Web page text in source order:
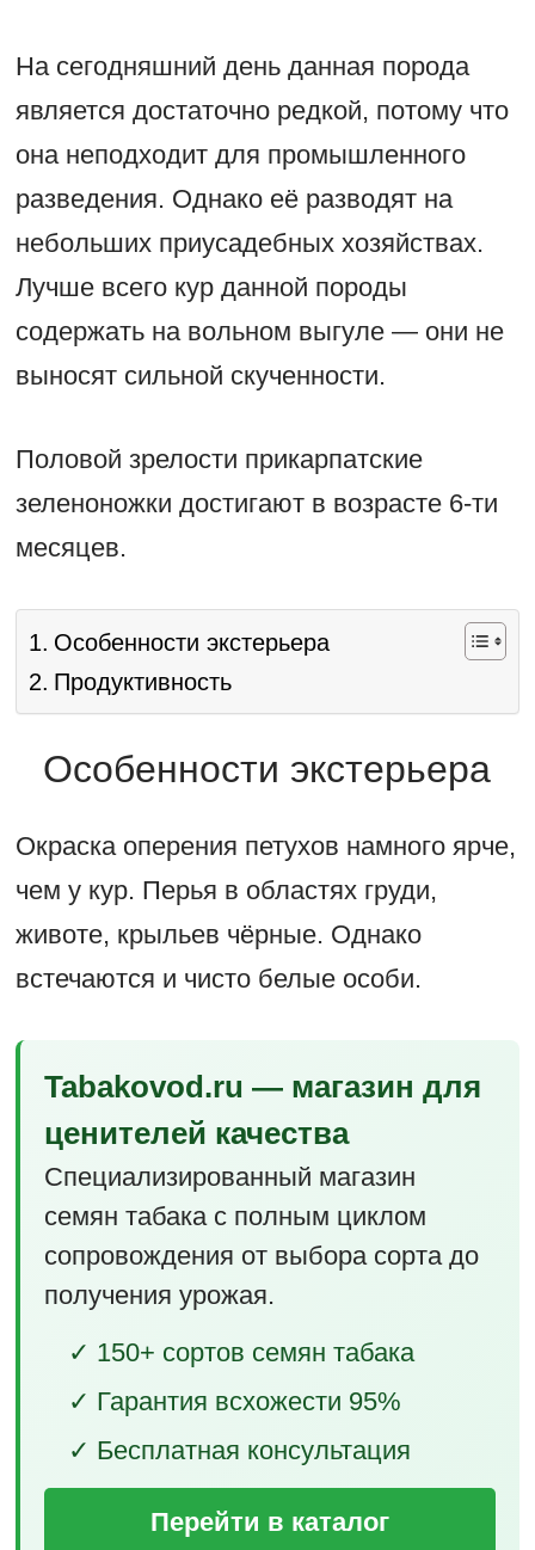
На сегодняшний день данная порода
является достаточно редкой, потому что
она неподходит для промышленного
разведения. Однако её разводят на
небольших приусадебных хозяйствах.
Лучше всего кур данной породы
содержать на вольном выгуле — они не
выносят сильной скученности.
Половой зрелости прикарпатские
зеленоножки достигают в возрасте 6-ти
месяцев.
Особенности экстерьера
Продуктивность
Особенности экстерьера
Окраска оперения петухов намного ярче,
чем у кур. Перья в областях груди,
животе, крыльев чёрные. Однако
встечаются и чисто белые особи.
Tabakovod.ru — магазин для
ценителей качества
Специализированный магазин
семян табака с полным циклом
сопровождения от выбора сорта до
получения урожая.
✓ 150+ сортов семян табака
✓ Гарантия всхожести 95%
✓ Бесплатная консультация
Перейти в каталог